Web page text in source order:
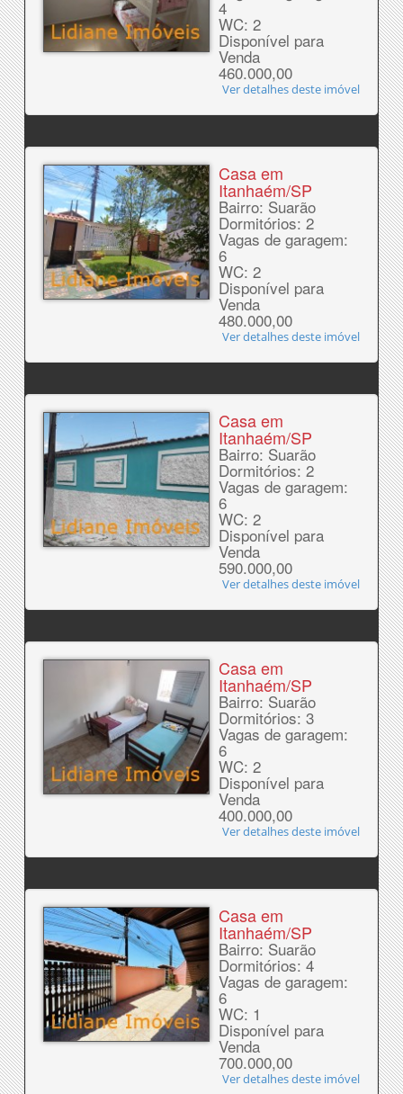
4
WC: 2
Disponível para
Venda
460.000,00
Ver detalhes deste imóvel
Casa em
Itanhaém/SP
Bairro: Suarão
Dormitórios: 2
Vagas de garagem:
6
WC: 2
Disponível para
Venda
480.000,00
Ver detalhes deste imóvel
Casa em
Itanhaém/SP
Bairro: Suarão
Dormitórios: 2
Vagas de garagem:
6
WC: 2
Disponível para
Venda
590.000,00
Ver detalhes deste imóvel
Casa em
Itanhaém/SP
Bairro: Suarão
Dormitórios: 3
Vagas de garagem:
6
WC: 2
Disponível para
Venda
400.000,00
Ver detalhes deste imóvel
Casa em
Itanhaém/SP
Bairro: Suarão
Dormitórios: 4
Vagas de garagem:
6
WC: 1
Disponível para
Venda
700.000,00
Ver detalhes deste imóvel